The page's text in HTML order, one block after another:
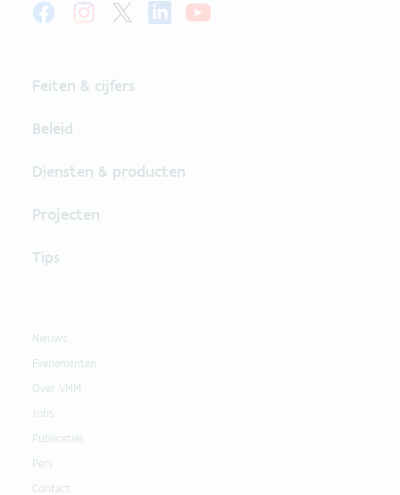
Feiten & cijfers
Beleid
Diensten & producten
Projecten
Tips
Nieuws
Evenementen
Over VMM
Jobs
Publicaties
Pers
Contact